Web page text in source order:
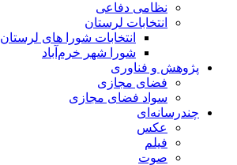
نظامی دفاعی
انتخابات لرستان
انتخابات شورا های لرستان
شورا شهر خرم‌آباد
پژوهش و فناوری
فضای مجازی
سواد فضای مجازی
چندرسانه‌ای
عكس
فیلم
صوت